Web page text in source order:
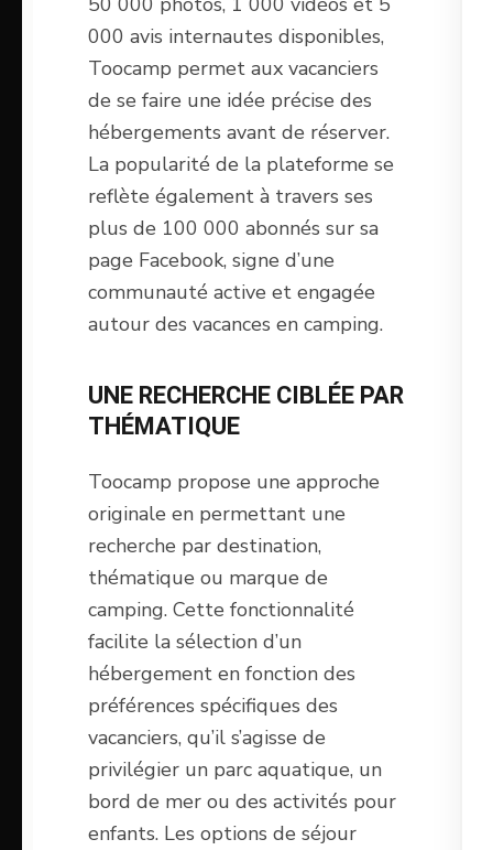
000 avis internautes disponibles,
Toocamp permet aux vacanciers
de se faire une idée précise des
hébergements avant de réserver.
La popularité de la plateforme se
reflète également à travers ses
plus de 100 000 abonnés sur sa
page Facebook, signe d’une
communauté active et engagée
autour des vacances en camping.
UNE RECHERCHE CIBLÉE PAR
THÉMATIQUE
Toocamp propose une approche
originale en permettant une
recherche par destination,
thématique ou marque de
camping. Cette fonctionnalité
facilite la sélection d’un
hébergement en fonction des
préférences spécifiques des
vacanciers, qu’il s’agisse de
privilégier un parc aquatique, un
bord de mer ou des activités pour
enfants. Les options de séjour